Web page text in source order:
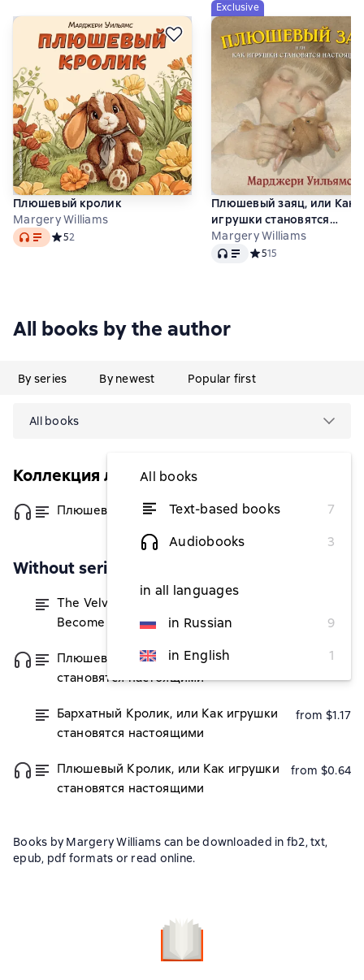
Плюшевый кролик
Margery Williams
Audio Средний рейтинг 5 на основе 2 оценок
52
Exclusive
Плюшевый заяц, или Как
игрушки становятся
настоящими
Margery Williams
Audio Средний рейтинг 5 на
515
All books by the author
By series By newest Popular first
All books
All books
Text-based books
7
Audiobooks
3
in all languages
in Russian
9
in English
1
Коллекция любимых книг
Плюшевый кролик from $1.35
Without series
The Velveteen Rabbit or How Toys
Become Real
Плюшевый заяц, или Как игрушки
становятся настоящими
from $1.22
Бархатный Кролик, или Как игрушки
становятся настоящими
from $1.17
Плюшевый Кролик, или Как игрушки
становятся настоящими
from $0.64
Books by Margery Williams can be downloaded in fb2, txt,
epub, pdf formats or read online.